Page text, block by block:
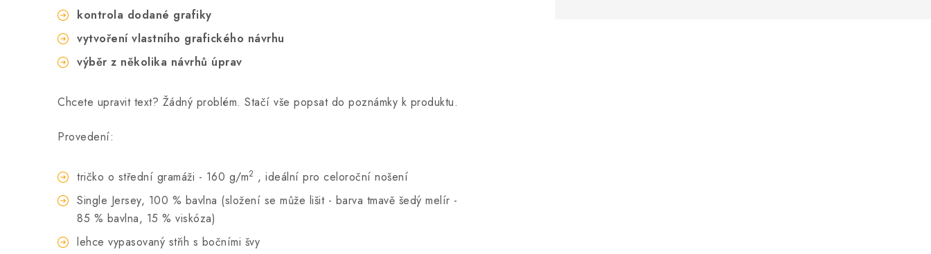
kontrola dodané grafiky
vytvoření vlastního grafického návrhu
výběr z několika návrhů úprav
Chcete upravit text? Žádný problém. Stačí vše popsat do poznámky k produktu.
Provedení:
tričko o střední gramáži - 160 g/m2 , ideální pro celoroční nošení
Single Jersey, 100 % bavlna (složení se může lišit - barva tmavě šedý melír -
85 % bavlna, 15 % viskóza)
lehce vypasovaný střih s bočními švy